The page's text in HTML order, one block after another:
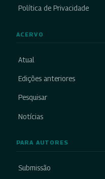
Política de Privacidade
ACERVO
Atual
Edições anteriores
Pesquisar
Notícias
PARA AUTORES
Submissão